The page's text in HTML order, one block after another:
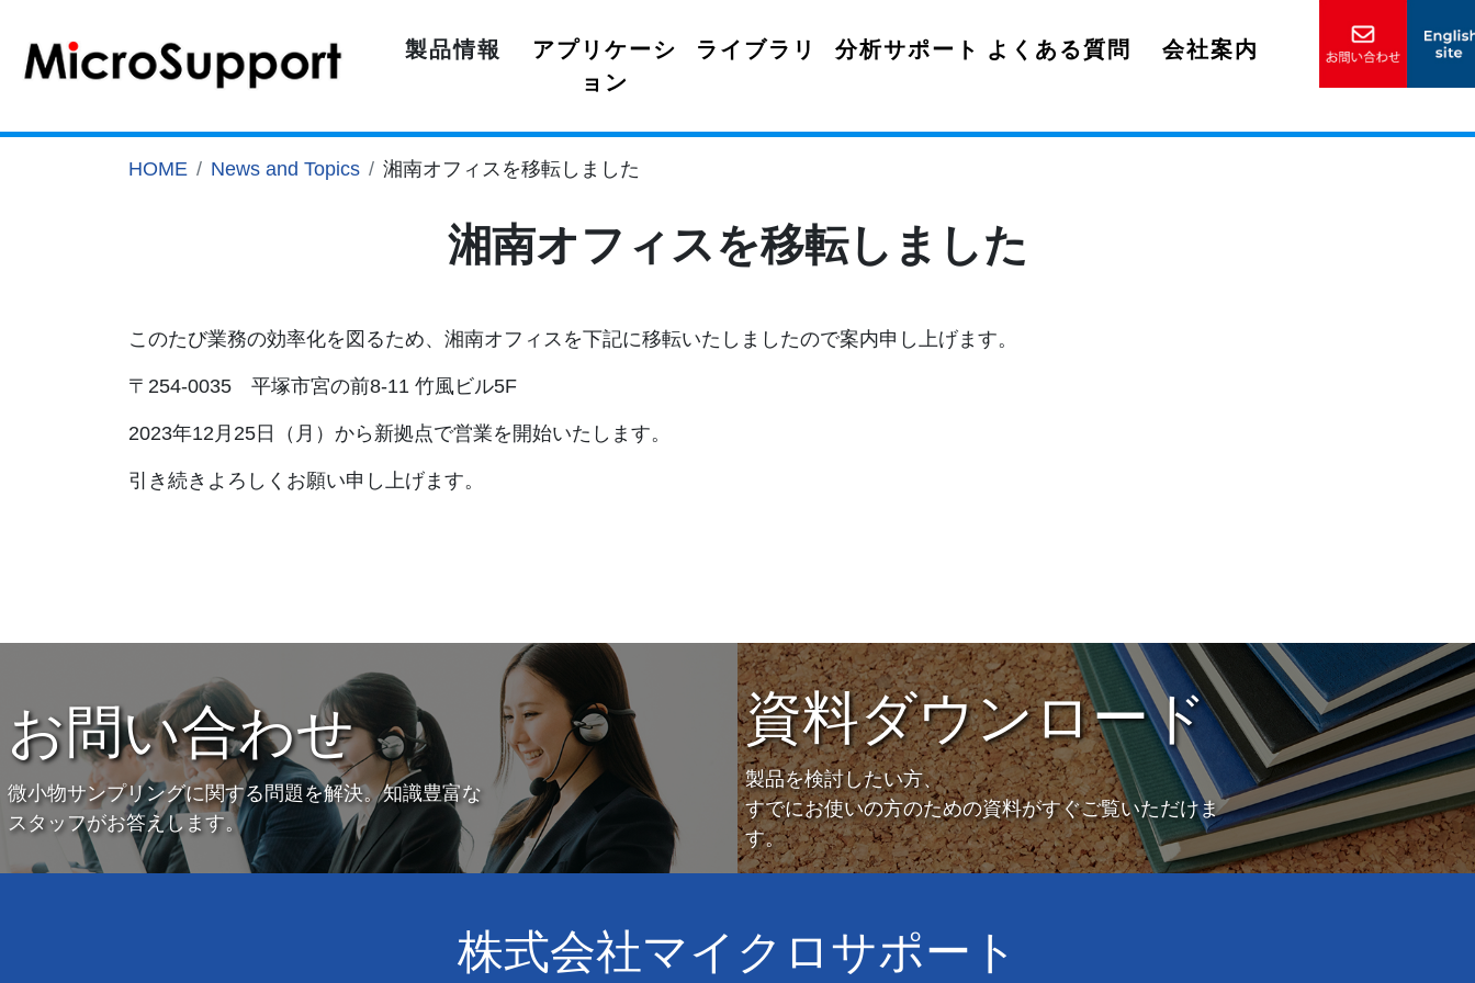
製品情報
アプリケーシ
ョン
ライブラリ 分析サポート よくある質問 会社案内
HOME News and Topics 湘南オフィスを移転しました
湘南オフィスを移転しました
このたび業務の効率化を図るため、湘南オフィスを下記に移転いたしましたので案内申し上げます。
〒254-0035 平塚市宮の前8-11 竹風ビル5F
2023年12月25日（月）から新拠点で営業を開始いたします。
引き続きよろしくお願い申し上げます。
お問い合わせ
微小物サンプリングに関する問題を解決。知識豊富な
スタッフがお答えします。
資料ダウンロード
製品を検討したい方、
すでにお使いの方のための資料がすぐご覧いただけま
す。
株式会社マイクロサポート